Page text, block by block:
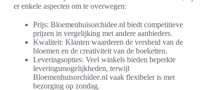
er enkele aspecten om te overwegen:
Prijs: Bloemenhuisorchidee.nl biedt competitieve
prijzen in vergelijking met andere aanbieders.
Kwaliteit: Klanten waarderen de versheid van de
bloemen en de creativiteit van de boeketten.
Leveringsopties: Veel winkels bieden beperkte
leveringsmogelijkheden, terwijl
Bloemenhuisorchidee.nl vaak flexibeler is met
bezorging op zondag.